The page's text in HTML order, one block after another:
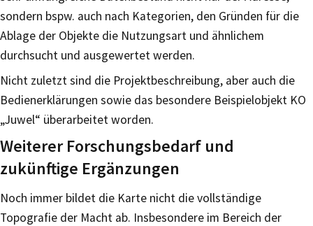
sondern bspw. auch nach Kategorien, den Gründen für die
Ablage der Objekte die Nutzungsart und ähnlichem
durchsucht und ausgewertet werden.
Nicht zuletzt sind die Projektbeschreibung, aber auch die
Bedienerklärungen sowie das besondere Beispielobjekt KO
„Juwel“ überarbeitet worden.
Weiterer Forschungsbedarf und
zukünftige Ergänzungen
Noch immer bildet die Karte nicht die vollständige
Topografie der Macht ab. Insbesondere im Bereich der